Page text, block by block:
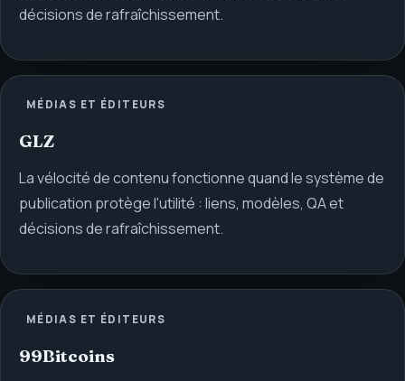
décisions de rafraîchissement.
MÉDIAS ET ÉDITEURS
GLZ
La vélocité de contenu fonctionne quand le système de
publication protège l'utilité : liens, modèles, QA et
décisions de rafraîchissement.
MÉDIAS ET ÉDITEURS
99Bitcoins